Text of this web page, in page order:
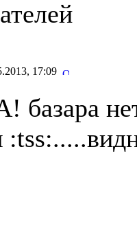
17:09
базара